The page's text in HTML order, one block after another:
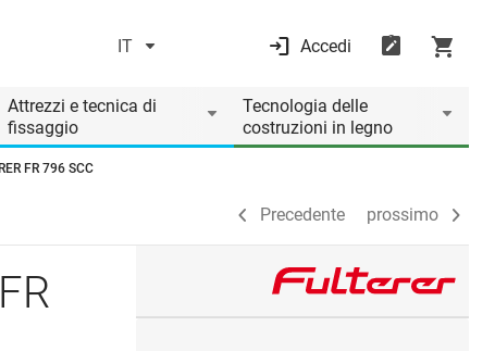
IT Accedi
Attrezzi e tecnica di
fissaggio
Tecnologia delle
costruzioni in legno
FR 796 SCC
Precedente prossimo
Precedente prossimo